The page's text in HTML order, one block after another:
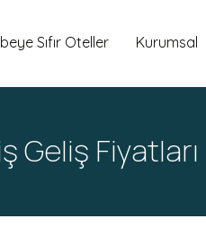
Sıfır Oteller Kurumsal
Geliş Fiyatları